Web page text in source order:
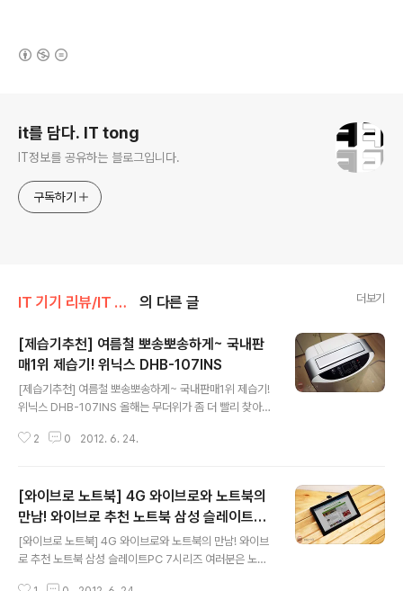
it를 담다. IT tong
IT정보를 공유하는 블로그입니다.
구독하기
IT 기기 리뷰/IT 기타 의 다른 글 더보기
[제습기추천] 여름철 뽀송뽀송하게~ 국내판
매1위 제습기! 위닉스 DHB-107INS
[제습기추천] 여름철 뽀송뽀송하게~ 국내판매1위 제습기!
위닉스 DHB-107INS 올해는 무더위가 좀 더 빨리 찾아온
도로 인한 더위 때문에 불쾌지수가 올라가기 마련인데요.
장마라도 오게 되면 빨래도 잘 마르지 않아 자칫 옷에서 쉰
냄새가 나기도 하죠. 그래서 요즘 제습기가 쾌적한 생활을
위한 필수품이 되고 있지 않나 생각됩니다. 지난 포스팅에
서는 간단한 개봉기와 기능에 대한 소개였다면, 이번 포스
팅에서는 위닉스 제습기의 성능과 조작방법 그리고 특징과
장단점에 대해서 소개해볼까 합니다. 요즘 어르신들은 스
2 0 2012. 6. 24.
[와이브로 노트북] 4G 와이브로와 노트북의
만남! 와이브로 추천 노트북 삼성 슬레이트PC
7시리즈
[와이브로 노트북] 4G 와이브로와 노트북의 만남! 와이브
로 추천 노트북 삼성 슬레이트PC 7시리즈 여러분은 노트